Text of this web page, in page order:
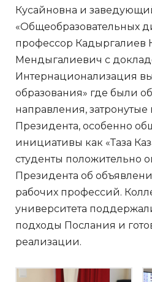
Кусайновна и
«Общеобразовательных
профессор Кадыргалиев
Мендыгалиевич с
Интернационализация
образования» где были
направления,
Президента, особенно
инициативы как «Таза
студенты положительно
Президента об
рабочих профессий.
университета
подходы Послания и
реализации.